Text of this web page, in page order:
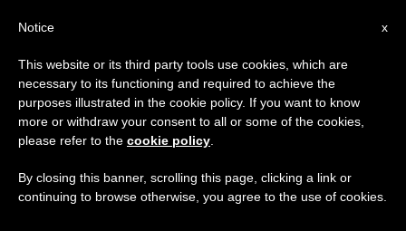
San Pedro De Anagni
«Monje benedictino, obispo e impulsor
×
Aviso importante
Del 27 de julio al 7 de agosto haremos la pausa
anual, aprovechando que en el periodo de verano
se generan menos informaciones y también el
x
Notice
This website or its third party tools use cookies, which are
necessary to its functioning and required to achieve the
purposes illustrated in the cookie policy. If you want to know
more or withdraw your consent to all or some of the cookies,
please refer to the cookie policy
By closing this banner, scrolling this page, clicking a link or
continuing to browse otherwise, you agree to the use of cookies.